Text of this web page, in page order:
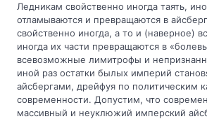
Ледникам свойственно иногда таять,
отламываются и превращаются в
свойственно иногда, а то и (наверное)
иногда их части превращаются в
всевозможные лимитрофы и
иной раз остатки былых империй
айсбергами, дрейфуя по политическим
современности. Допустим, что
массивный и неуклюжий имперский